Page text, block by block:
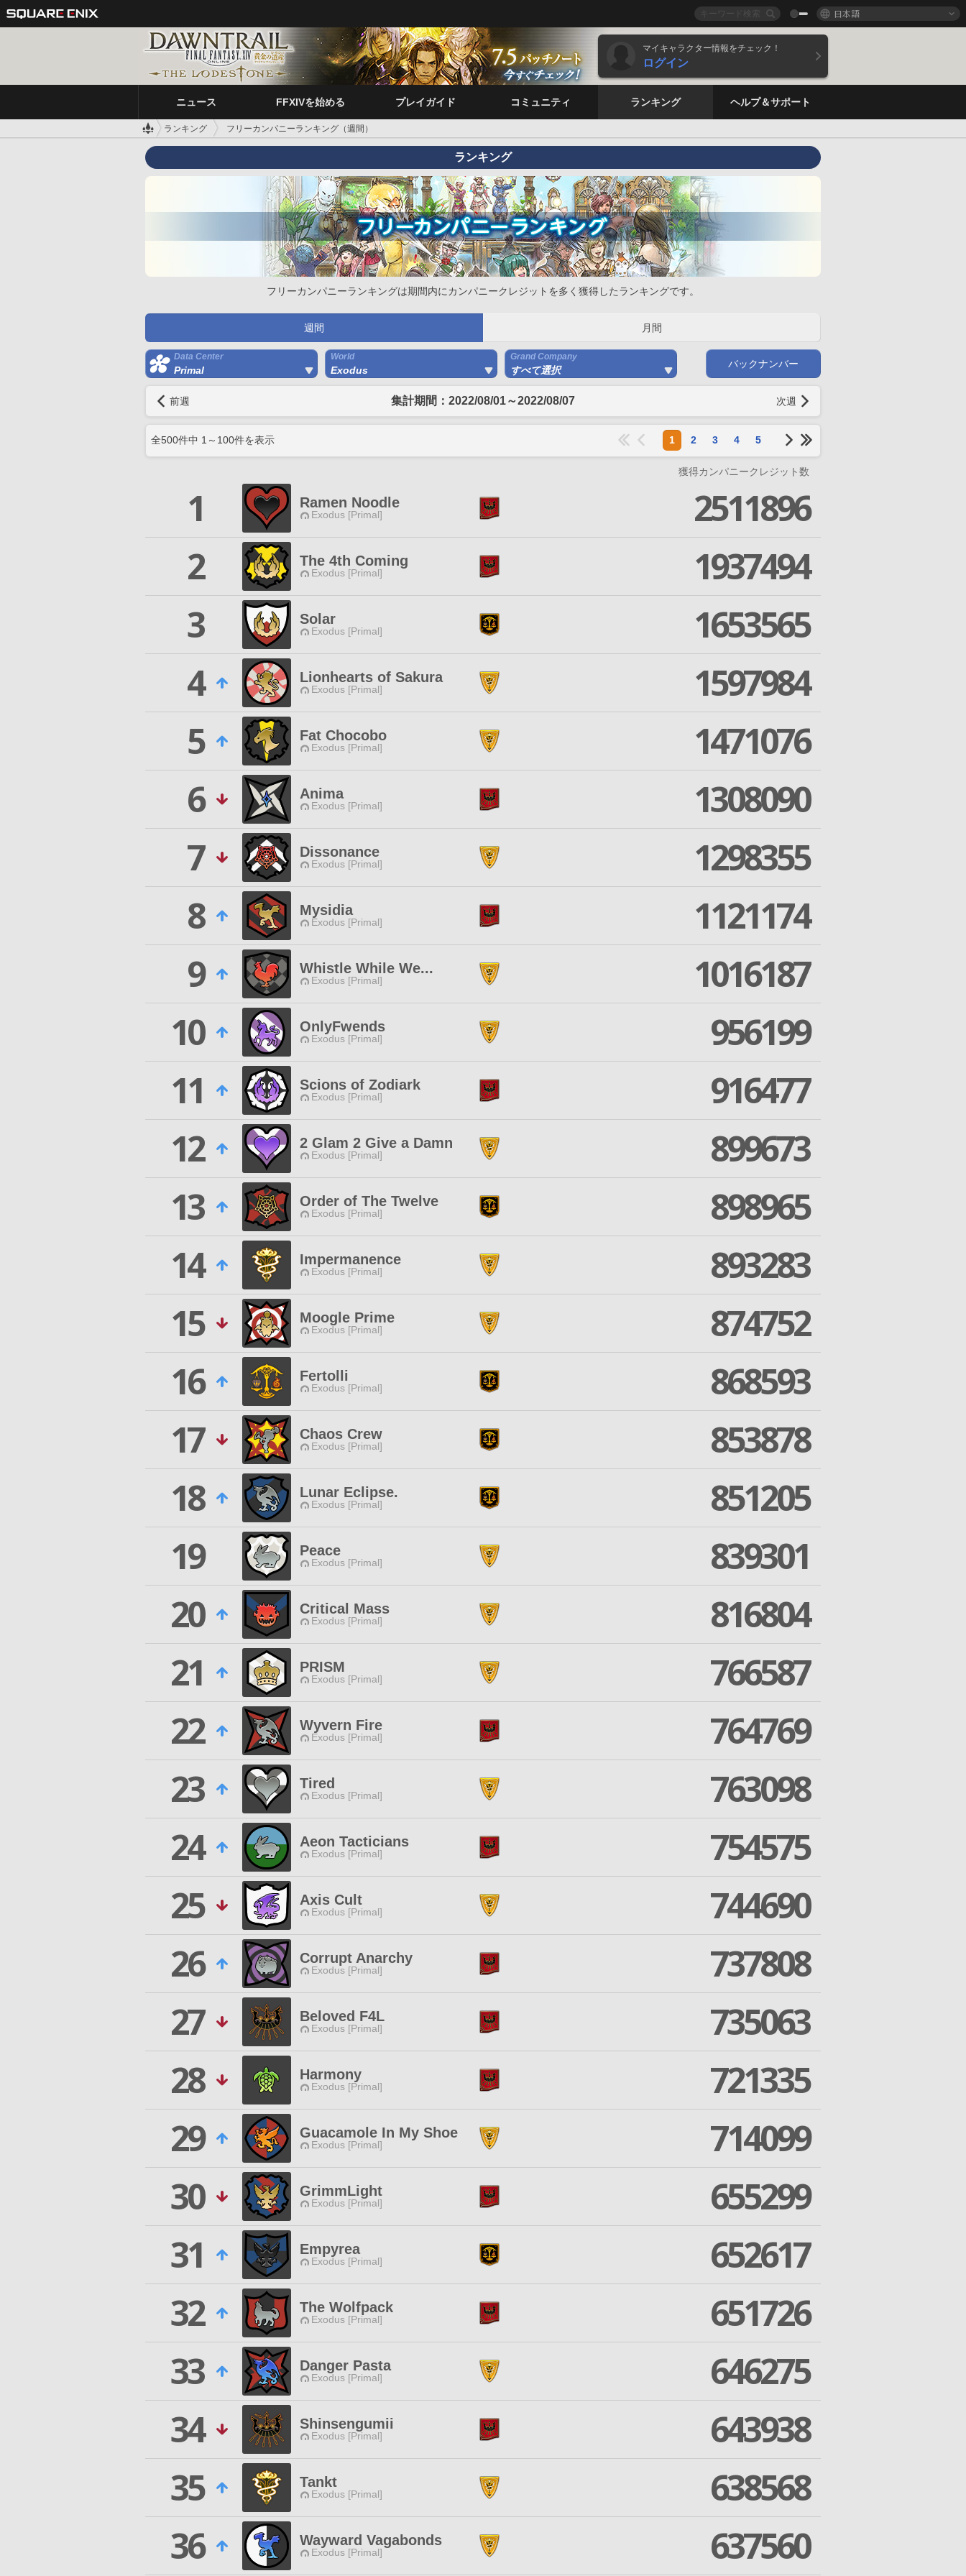
日本語
マイキャラクター情報をチェック！
ログイン
ニュース FFXIVを始める プレイガイド コミュニティ ランキング ヘルプ＆サポート
ランキング フリーカンパニーランキング（週間）
ランキング
フリーカンパニーランキングは期間内にカンパニークレジットを多く獲得したランキングです。
週間 月間
Data Center
Primal
World
Exodus
Grand Company
すべて選択
バックナンバー
前週 集計期間：2022/08/01～2022/08/07 次週
全500件中 1 ～ 100件を表示 1 2 3 4 5
獲得カンパニークレジット数
1 Ramen Noodle
Exodus [Primal]
2511896
2
The 4th Coming
Exodus [Primal]
1937494
3
Solar
Exodus [Primal]
1653565
4
Lionhearts of Sakura
Exodus [Primal]
1597984
5
Fat Chocobo
Exodus [Primal]
1471076
6
Anima
Exodus [Primal]
1308090
7
Dissonance
Exodus [Primal]
1298355
8
Mysidia
Exodus [Primal]
1121174
9
Whistle While We...
Exodus [Primal]
1016187
10
OnlyFwends
Exodus [Primal]
956199
11
Scions of Zodiark
Exodus [Primal]
916477
12
2 Glam 2 Give a Damn
Exodus [Primal]
899673
13
Order of The Twelve
Exodus [Primal]
898965
14
Impermanence
Exodus [Primal]
893283
15
Moogle Prime
Exodus [Primal]
874752
16
Fertolli
Exodus [Primal]
868593
17
Chaos Crew
Exodus [Primal]
853878
18
Lunar Eclipse.
Exodus [Primal]
851205
19
Peace
Exodus [Primal]
839301
20
Critical Mass
Exodus [Primal]
816804
21
PRISM
Exodus [Primal]
766587
22
Wyvern Fire
Exodus [Primal]
764769
23
Tired
Exodus [Primal]
763098
24
Aeon Tacticians
Exodus [Primal]
754575
25
Axis Cult
Exodus [Primal]
744690
26
Corrupt Anarchy
Exodus [Primal]
737808
27
Beloved F4L
Exodus [Primal]
735063
28
Harmony
Exodus [Primal]
721335
29
Guacamole In My Shoe
Exodus [Primal]
714099
30
GrimmLight
Exodus [Primal]
655299
31
Empyrea
Exodus [Primal]
652617
32
The Wolfpack
Exodus [Primal]
651726
33
Danger Pasta
Exodus [Primal]
646275
34
Shinsengumii
Exodus [Primal]
643938
35
Tankt
Exodus [Primal]
638568
36
Wayward Vagabonds
Exodus [Primal] 637560